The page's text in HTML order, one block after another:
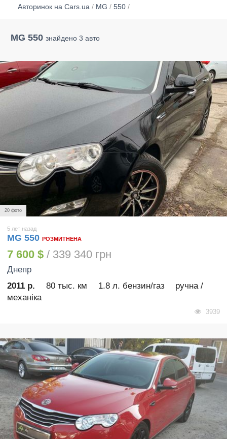
Авторинок на Cars.ua / MG / 550 /
MG 550 знайдено 3 авто
20 фото
5 лет назад
MG 550 РОЗМИТНЕНА
7 600 $ / 339 340 грн
Днепр
2011 р.
80 тыс. км 1.8 л. бензин/газ
ручна /
механіка
3939